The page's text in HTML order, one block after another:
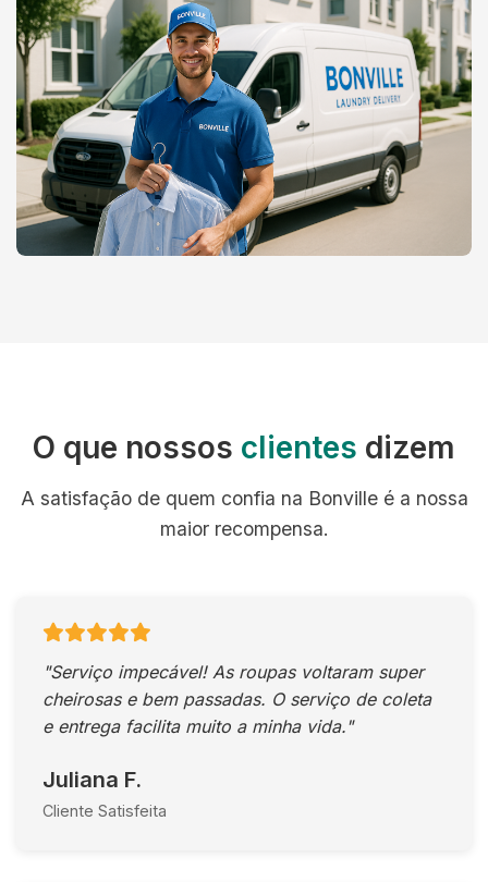
O que nossos clientes dizem
A satisfação de quem confia na Bonville é a nossa
maior recompensa.
"Serviço impecável! As roupas voltaram super
cheirosas e bem passadas. O serviço de coleta
e entrega facilita muito a minha vida."
Juliana F.
Cliente Satisfeita